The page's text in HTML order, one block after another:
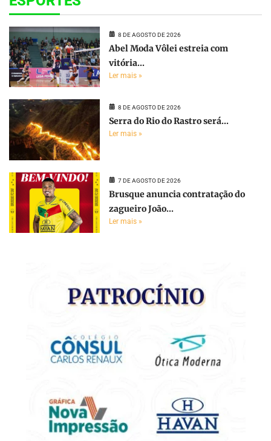
8 DE AGOSTO DE 2026
Abel Moda Vôlei estreia com
vitória...
Ler mais »
8 DE AGOSTO DE 2026
Serra do Rio do Rastro será...
Ler mais »
7 DE AGOSTO DE 2026
Brusque anuncia contratação do
zagueiro João...
Ler mais »